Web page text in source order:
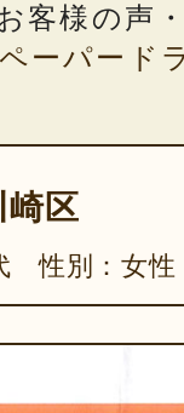
客様の声
ーパード
崎区
性別：女性